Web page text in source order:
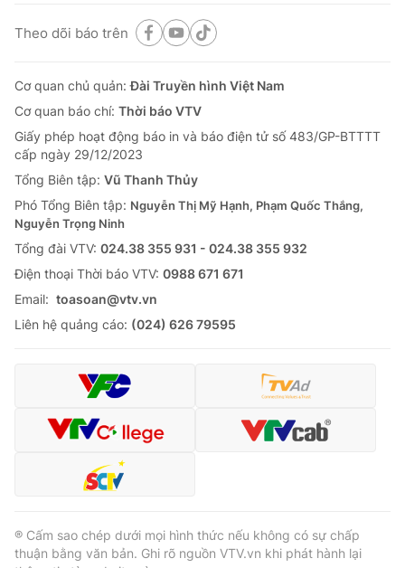
Giải sao mai
Âm nhạc
Du lịch
Làm đẹp
Chất lượng cuộc sống
Tuyển sinh
Học trực tuyến
Công nghệ
Hitech Công nghệ tương lai
Sản phẩm
Thị trường
Tư vấn
Giao lưu trực tuyến
Lịch phát sóng
Chuyên mục khác
Emagazine Podcast
Video Shorts video
VTV Money
VTV Sức khoẻ Bất động sản
Theo dõi báo trên
Cơ quan chủ quản:Đài Truyền hình Việt Nam
Cơ quan báo chí: Thời báo VTV
Giấy phép hoạt động báo in và báo điện tử số 483/GP-BTTTT
cấp ngày 29/12/2023
Tổng Biên tập: Vũ Thanh Thủy
Phó Tổng Biên tập: Nguyễn Thị Mỹ Hạnh, Phạm Quốc Thắng,
Nguyễn Trọng Ninh
Tổng đài VTV: 024.38 355 931 - 024.38 355 932
Ðiện thoại Thời báo VTV: 0988 671 671
Email: toasoan@vtv.vn
Liên hệ quảng cáo: (024) 626 79595
® Cấm sao chép dưới mọi hình thức nếu không có sự chấp
thuận bằng văn bản. Ghi rõ nguồn VTV.vn khi phát hành lại